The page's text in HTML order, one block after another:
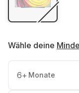
Wähle deine
6+ Monate